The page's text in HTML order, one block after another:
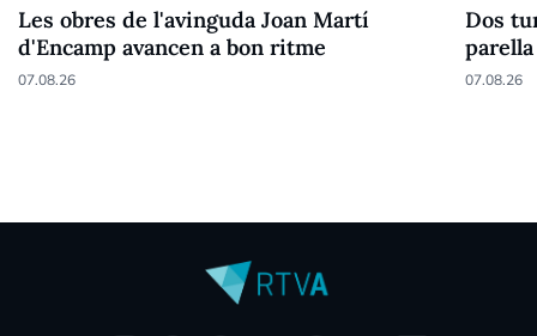
Les obres de l'avinguda Joan Martí
d'Encamp avancen a bon ritme
07.08.26
Dos
parella
07.08.26